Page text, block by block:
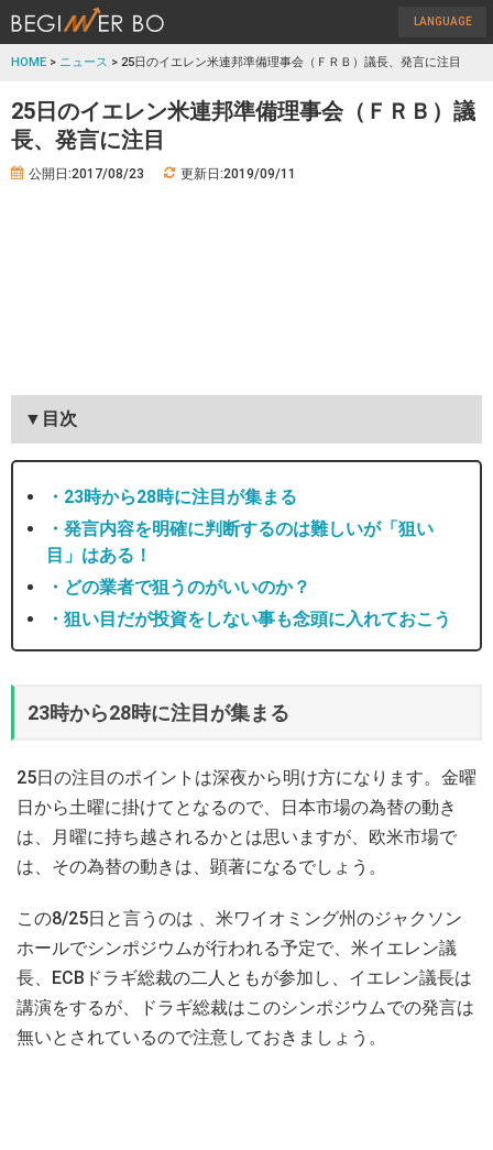
LANGUAGE
HOME > ニュース > 25日のイエレン米連邦準備理事会（ＦＲＢ）議長、発言に注目
25日のイエレン米連邦準備理事会（ＦＲＢ）議
長、発言に注目
公開日:2017/08/23 更新日:2019/09/11
▼目次
・23時から28時に注目が集まる
・発言内容を明確に判断するのは難しいが「狙い
目」はある！
・どの業者で狙うのがいいのか？
・狙い目だが投資をしない事も念頭に入れておこう
23時から28時に注目が集まる
25日の注目のポイントは深夜から明け方になります。金曜
日から土曜に掛けてとなるので、日本市場の為替の動き
は、月曜に持ち越されるかとは思いますが、欧米市場で
は、その為替の動きは、顕著になるでしょう。
この8/25日と言うのは 、米ワイオミング州のジャクソン
ホールでシンポジウムが行われる予定で、米イエレン議
長、ECBドラギ総裁の二人ともが参加し、イエレン議長は
講演をするが、ドラギ総裁はこのシンポジウムでの発言は
無いとされているので注意しておきましょう。